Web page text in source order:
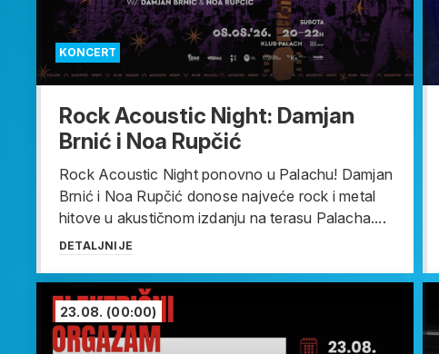
KONCERT
Rock Acoustic Night: Damjan
Brnić i Noa Rupčić
Rock Acoustic Night ponovno u Palachu! Damjan
Brnić i Noa Rupčić donose najveće rock i metal
hitove u akustičnom izdanju na terasu Palacha....
DETALJNIJE
23.08. (00:00)